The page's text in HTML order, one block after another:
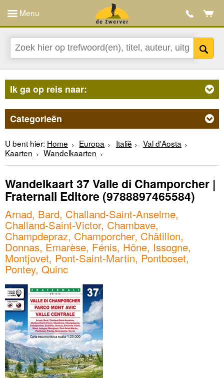
Menu
Ik ga op reis naar:
Categorieën
U bent hier: Home Europa Italië
Val d'Aosta
Kaarten
Wandelkaarten
Wandelkaart 37 Valle di Champorcher |
Fraternali Editore (9788897465584)
Arnad, Bard, Challand-Saint-Anselme,
Challand-Saint-Victor, Chambave,
Champdepraz, Champorcher, Châtillon,
Donnas, Emarèse, Fénis, Hône, Issogne,
Montjovet, Pont-Saint-Martin, Pontboset,
Pontey, Quinc